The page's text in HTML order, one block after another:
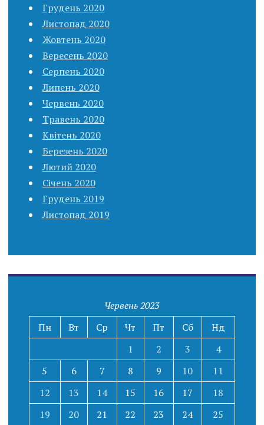
Грудень 2020
Листопад 2020
Жовтень 2020
Вересень 2020
Серпень 2020
Липень 2020
Червень 2020
Травень 2020
Квітень 2020
Березень 2020
Лютий 2020
Січень 2020
Грудень 2019
Листопад 2019
Червень 2023
Пн
Вт Ср Чт Пт Сб
Нд
1
2 3
4
5
6 7 8 9 10
11
12
13 14 15 16 17
18
19
20 21 22 23 24 25